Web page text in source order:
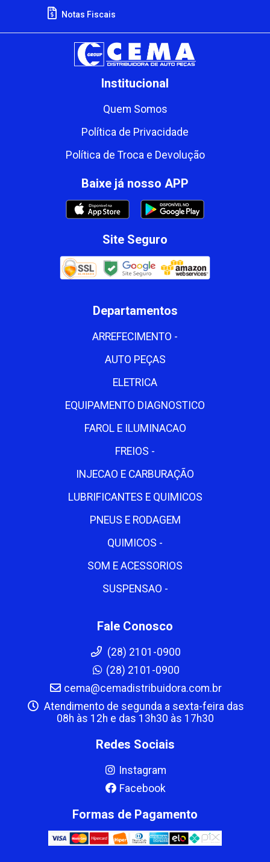
Notas Fiscais
Institucional
Quem Somos
Política de Privacidade
Política de Troca e Devolução
Baixe já nosso APP
Site Seguro
Departamentos
ARREFECIMENTO -
AUTO PEÇAS
ELETRICA
EQUIPAMENTO DIAGNOSTICO
FAROL E ILUMINACAO
FREIOS -
INJECAO E CARBURAÇÃO
LUBRIFICANTES E QUIMICOS
PNEUS E RODAGEM
QUIMICOS -
SOM E ACESSORIOS
SUSPENSAO -
Fale Conosco
(28) 2101-0900
(28) 2101-0900
cema@cemadistribuidora.com.br
Atendimento de segunda a sexta-feira das
08h às 12h e das 13h30 às 17h30
Redes Sociais
Instagram
Facebook
Formas de Pagamento